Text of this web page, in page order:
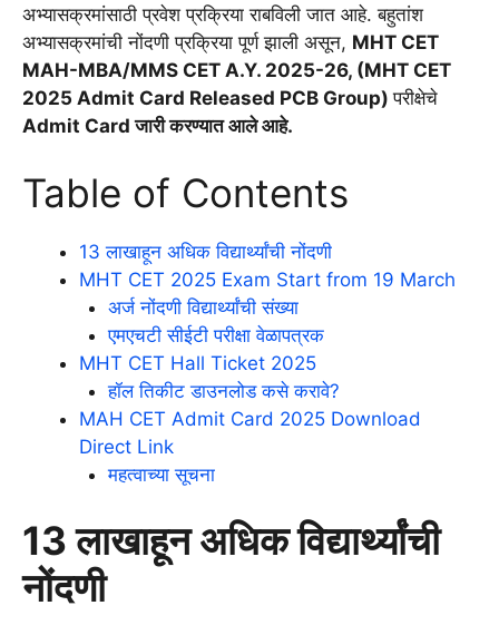
अभ्यासक्रमांसाठी प्रवेश प्रक्रिया राबविली जात आहे. बहुतांश
अभ्यासक्रमांची नोंदणी प्रक्रिया पूर्ण झाली असून, MHT CET
MAH-MBA/MMS CET A.Y. 2025-26, (MHT CET
2025 Admit Card Released PCB Group)परीक्षेचे
Admit Card जारी करण्यात आले आहे.
Table of Contents
13 लाखाहून अधिक विद्यार्थ्यांची नोंदणी
MHT CET 2025 Exam Start from 19 March
अर्ज नोंदणी विद्यार्थ्यांची संख्या
एमएचटी सीईटी परीक्षा वेळापत्रक
MHT CET Hall Ticket 2025
हॉल तिकीट डाउनलोड कसे करावे?
MAH CET Admit Card 2025 Download
Direct Link
महत्वाच्या सूचना
13 लाखाहून अधिक विद्यार्थ्यांची
नोंदणी